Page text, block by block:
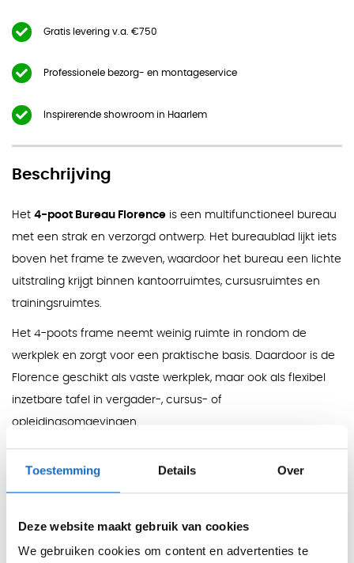
Toestemming Details Over
Deze website maakt gebruik van cookies
We gebruiken cookies om content en advertenties te
Gratis levering v.a. €750
Professionele bezorg- en montageservice
Inspirerende showroom in Haarlem
Beschrijving
Het 4-poot Bureau Florence is een multifunctioneel bureau
met een strak en verzorgd ontwerp. Het bureaublad lijkt iets
boven het frame te zweven, waardoor het bureau een lichte
uitstraling krijgt binnen kantoorruimtes, cursusruimtes en
trainingsruimtes.
Het 4-poots frame neemt weinig ruimte in rondom de
werkplek en zorgt voor een praktische basis. Daardoor is de
Florence geschikt als vaste werkplek, maar ook als flexibel
inzetbare tafel in vergader-, cursus- of
opleidingsomgevingen.
Standaard wordt het bureau geleverd met een vaste
hoogte van 76 cm. Daarnaast kan worden gekozen voor
een in hoogte verstelbaar frame van 65 tot 85 cm, conform
Het bureaublad is uitgevoerd in melamine en heeft een